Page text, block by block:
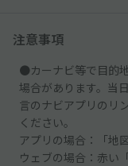
注意事項
●カーナビ等で目的
場合があります。当
言のナビアプリのリ
ください。
アプリの場合：「地
ウェブの場合：赤い